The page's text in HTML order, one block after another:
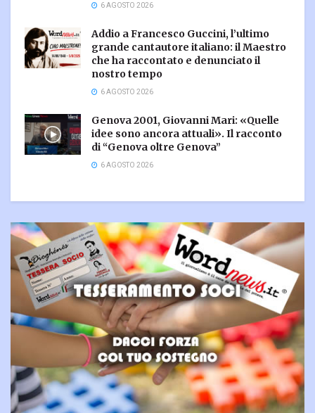
6 AGOSTO 2026
Addio a Francesco Guccini, l’ultimo
grande cantautore italiano: il Maestro
che ha raccontato e denunciato il
nostro tempo
6 AGOSTO 2026
Genova 2001, Giovanni Mari: «Quelle
idee sono ancora attuali». Il racconto
di “Genova oltre Genova”
6 AGOSTO 2026